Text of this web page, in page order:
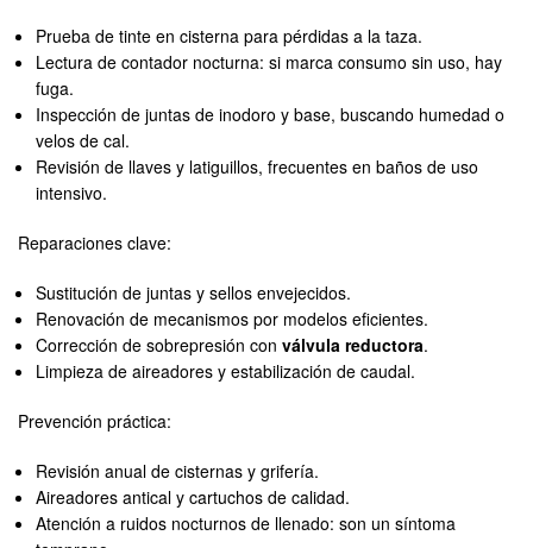
Prueba de tinte en cisterna para pérdidas a la taza.
Lectura de contador nocturna: si marca consumo sin uso, hay
fuga.
Inspección de juntas de inodoro y base, buscando humedad o
velos de cal.
Revisión de llaves y latiguillos, frecuentes en baños de uso
intensivo.
Reparaciones clave:
Sustitución de juntas y sellos envejecidos.
Renovación de mecanismos por modelos eficientes.
Corrección de sobrepresión conválvula reductora.
Limpieza de aireadores y estabilización de caudal.
Prevención práctica:
Revisión anual de cisternas y grifería.
Aireadores antical y cartuchos de calidad.
Atención a ruidos nocturnos de llenado: son un síntoma